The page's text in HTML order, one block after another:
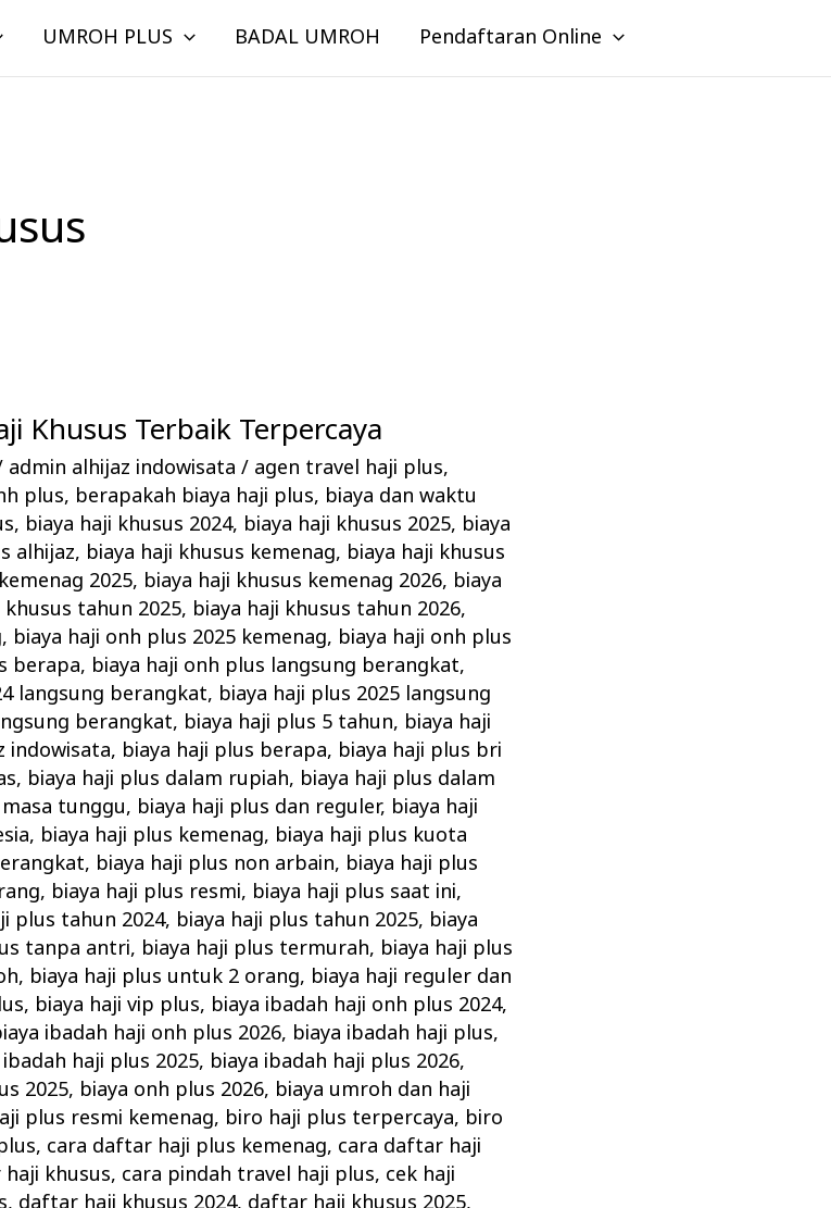
UMROH PLUS BADAL UMROH Pendaftaran Online
Khusus Terbaik Terpercaya
admin alhijaz indowisata/ agen travel haji plus,
plus, berapakah biaya haji plus, biaya dan waktu
, biaya haji khusus 2024, biaya haji khusus 2025, biaya
alhijaz, biaya haji khusus kemenag, biaya haji khusus
2025, biaya haji khusus kemenag 2026, biaya
khusus tahun 2025, biaya haji khusus tahun 2026,
, biaya haji onh plus 2025 kemenag, biaya haji onh plus
berapa, biaya haji onh plus langsung berangkat,
langsung berangkat, biaya haji plus 2025 langsung
berangkat, biaya haji plus 5 tahun, biaya haji
indowisata, biaya haji plus berapa, biaya haji plus bri
, biaya haji plus dalam rupiah, biaya haji plus dalam
tunggu, biaya haji plus dan reguler, biaya haji
, biaya haji plus kemenag, biaya haji plus kuota
, biaya haji plus non arbain, biaya haji plus
, biaya haji plus resmi, biaya haji plus saat ini,
plus tahun 2024, biaya haji plus tahun 2025, biaya
tanpa antri, biaya haji plus termurah, biaya haji plus
, biaya haji plus untuk 2 orang, biaya haji reguler dan
, biaya haji vip plus, biaya ibadah haji onh plus 2024,
ibadah haji onh plus 2026, biaya ibadah haji plus,
ibadah haji plus 2025, biaya ibadah haji plus 2026,
2025, biaya onh plus 2026, biaya umroh dan haji
plus resmi kemenag, biro haji plus terpercaya, biro
, cara daftar haji plus kemenag, cara daftar haji
khusus, cara pindah travel haji plus, cek haji